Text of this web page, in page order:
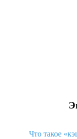
Что такое